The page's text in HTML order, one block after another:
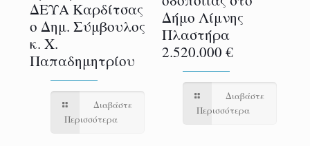
ΔΕΥΑ Καρδίτσας
ο Δημ. Σύμβουλος
κ. Χ.
Παπαδημητρίου
Διαβάστε
Περισσότερα
Δήμο Λίμνης
Πλαστήρα
2.520.000 €
Διαβάστε
Περισσότερα